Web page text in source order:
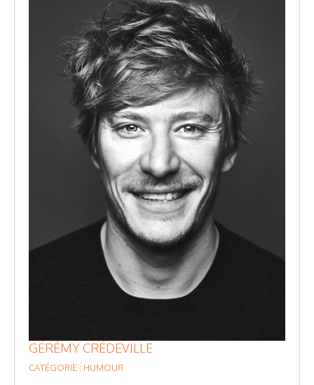
GÉRÉMY CRÉDEVILLE
CATÉGORIE : HUMOUR